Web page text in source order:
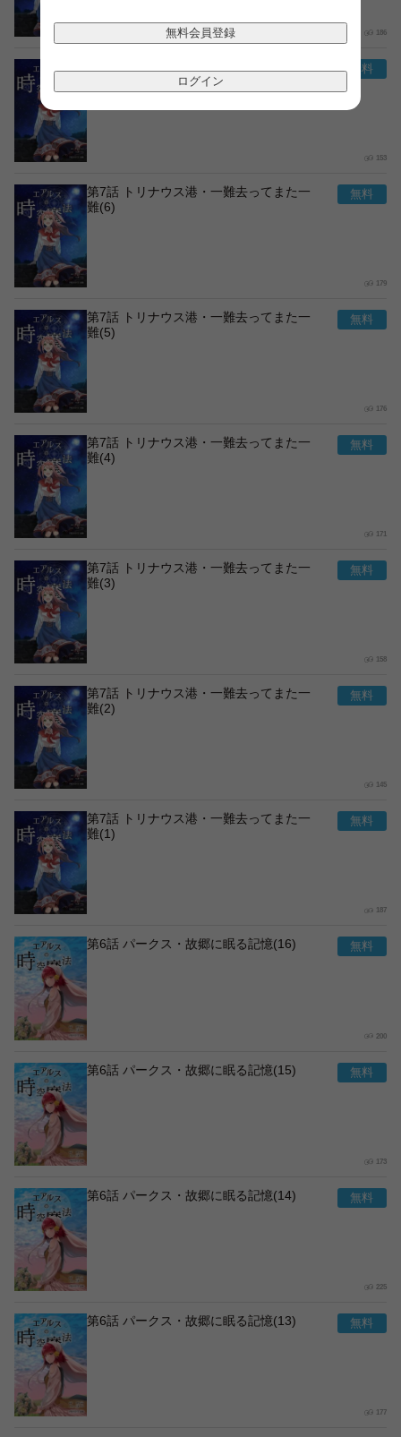
無料会員登録
ログイン
186
153
第7話 トリナウス港・一難去ってまた一
難(6)
179
第7話 トリナウス港・一難去ってまた一
難(5)
176
第7話 トリナウス港・一難去ってまた一
難(4)
171
第7話 トリナウス港・一難去ってまた一
難(3)
158
第7話 トリナウス港・一難去ってまた一
難(2)
145
第7話 トリナウス港・一難去ってまた一
難(1)
187
第6話 パークス・故郷に眠る記憶(16)
200
第6話 パークス・故郷に眠る記憶(15)
173
第6話 パークス・故郷に眠る記憶(14)
225
第6話 パークス・故郷に眠る記憶(13)
177